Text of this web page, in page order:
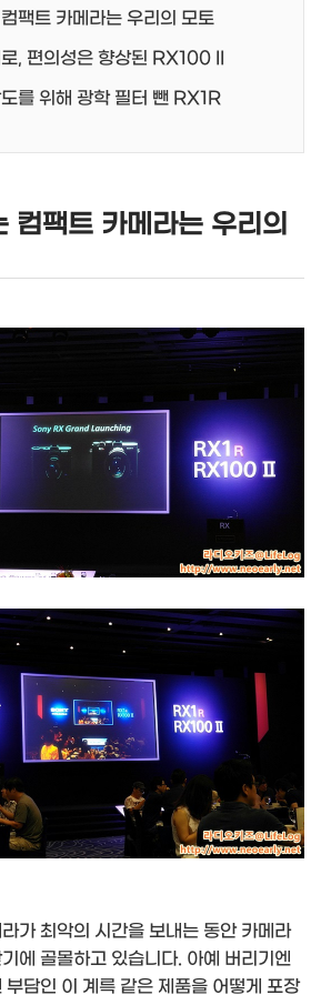
팩트 카메라는 우리의 모토
, 편의성은 향상된 RX100 II
를 위해 광학 필터 뺀 RX1R
컴팩트 카메라는 우리의
가 최악의 시간을 보내는 동안 카메라
에 골몰하고 있습니다. 아예 버리기엔
부담인 이 계륵 같은 제품을 어떻게 포장